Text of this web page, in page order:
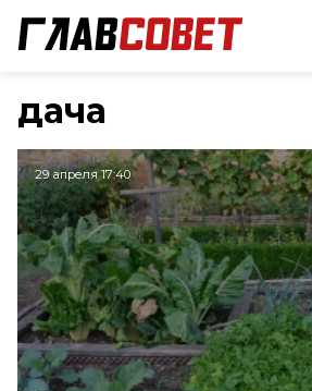
дача
29 апреля 17:40